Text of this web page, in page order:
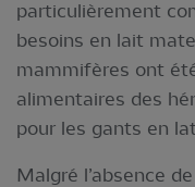
particulièrement
besoins en lait
mammifères ont
alimentaires des
pour les gants en
Malgré l’absence